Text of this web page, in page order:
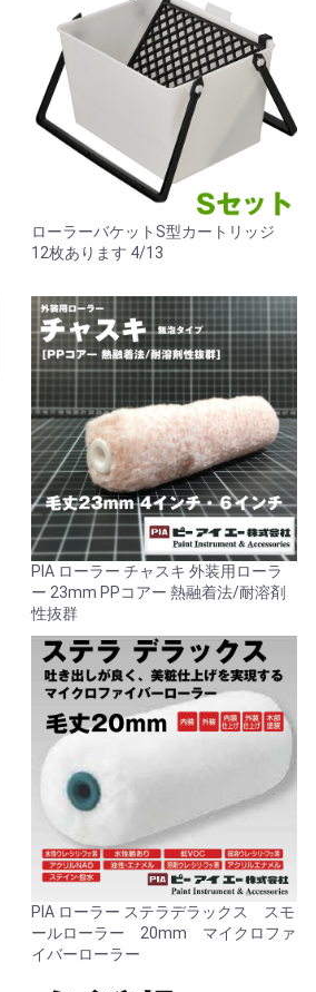
カートへ進む
ローラーバケットS型カートリッジ
12枚あります 4/13
PIA ローラー チャスキ 外装用ローラ
ー 23mm PPコアー 熱融着法/耐溶剤
性抜群
PIA ローラー ステラデラックス スモ
ールローラー 20mm マイクロファ
イバーローラー